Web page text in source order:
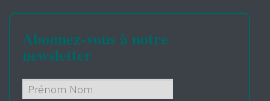
Abonnez-vous à notre
newsletter